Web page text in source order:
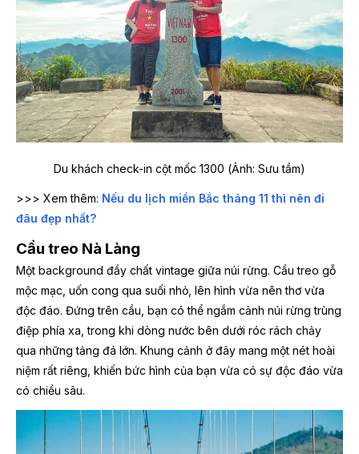
Du khách check-in cột mốc 1300 (Ảnh: Sưu tầm)
>>> Xem thêm: Nếu du lịch miền Bắc tháng 11 thì nên đi
đâu đẹp nhất?
Cầu treo Nà Làng
Một background đầy chất vintage giữa núi rừng. Cầu treo gỗ
mộc mạc, uốn cong qua suối nhỏ, lên hình vừa nên thơ vừa
độc đáo. Đứng trên cầu, bạn có thể ngắm cảnh núi rừng trùng
điệp phía xa, trong khi dòng nước bên dưới róc rách chảy
qua những tảng đá lớn. Khung cảnh ở đây mang một nét hoài
niệm rất riêng, khiến bức hình của bạn vừa có sự độc đáo vừa
có chiều sâu.